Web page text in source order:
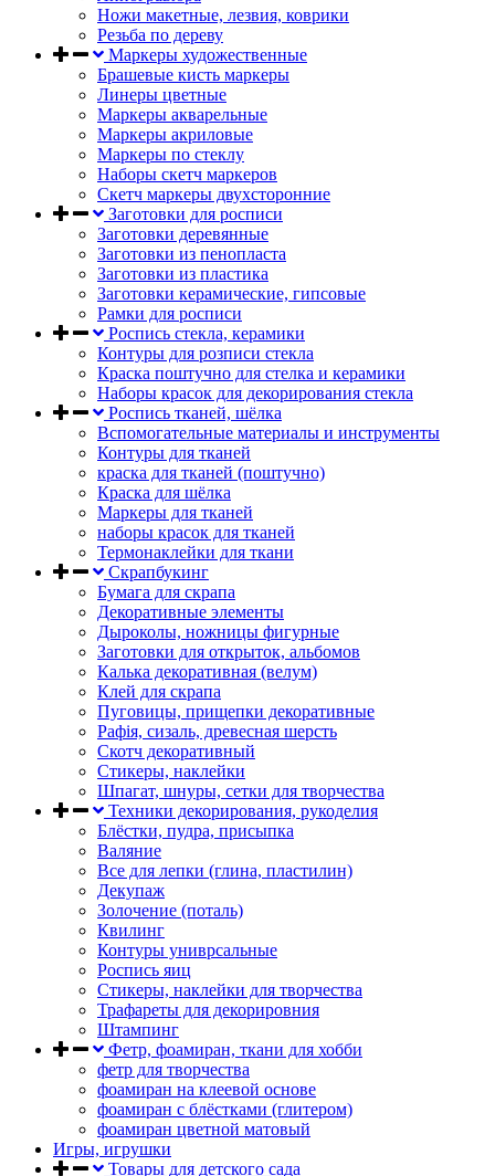
Ножи макетные, лезвия, коврики
Резьба по дереву
Маркеры художественные
Брашевые кисть маркеры
Линеры цветные
Маркеры акварельные
Маркеры акриловые
Маркеры по стеклу
Наборы скетч маркеров
Скетч маркеры двухсторонние
Заготовки для росписи
Заготовки деревянные
Заготовки из пенопласта
Заготовки из пластика
Заготовки керамические, гипсовые
Рамки для росписи
Роспись стекла, керамики
Контуры для розписи стекла
Краска поштучно для стелка и керамики
Наборы красок для декорирования стекла
Роспись тканей, шёлка
Вспомогательные материалы и инструменты
Контуры для тканей
краска для тканей (поштучно)
Краска для шёлка
Маркеры для тканей
наборы красок для тканей
Термонаклейки для ткани
Скрапбукинг
Бумага для скрапа
Декоративные элементы
Дыроколы, ножницы фигурные
Заготовки для открыток, альбомов
Калька декоративная (велум)
Клей для скрапа
Пуговицы, прищепки декоративные
Рафія, сизаль, древесная шерсть
Скотч декоративный
Стикеры, наклейки
Шпагат, шнуры, сетки для творчества
Техники декорирования, рукоделия
Блёстки, пудра, присыпка
Валяние
Все для лепки (глина, пластилин)
Декупаж
Золочение (поталь)
Квилинг
Контуры униврсальные
Роспись яиц
Стикеры, наклейки для творчества
Трафареты для декорировния
Штампинг
Фетр, фоамиран, ткани для хобби
фетр для творчества
фоамиран на клеевой основе
фоамиран с блёстками (глитером)
фоамиран цветной матовый
Игры, игрушки
Товары для детского сада